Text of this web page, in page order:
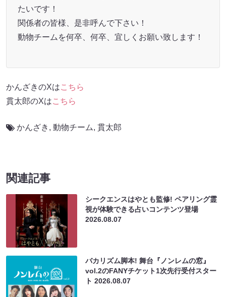
たいです！
関係者の皆様、是非呼んで下さい！
動物チームを何卒、何卒、宜しくお願い致します！
かんざきのXはこちら
貫太郎のXはこちら
かんざき , 動物チーム, 貫太郎
関連記事
シークエンスはやとも監修! ペアリング霊
視が体験できる占いコンテンツ登場
2026.08.07
バカリズム脚本! 舞台『ノンレムの窓』
vol.2のFANYチケット1次先行受付スター
ト2026.08.07